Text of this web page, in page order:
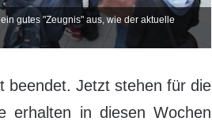
gutes "Zeugnis" aus, wie der aktuelle
beendet. Jetzt stehen für die
erhalten in diesen Wochen